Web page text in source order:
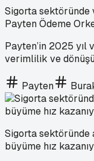
Sigorta
Payten Ödeme
Payten’in 2025
verimlilik ve
Payten
Sigorta sektöründe
büyüme hız